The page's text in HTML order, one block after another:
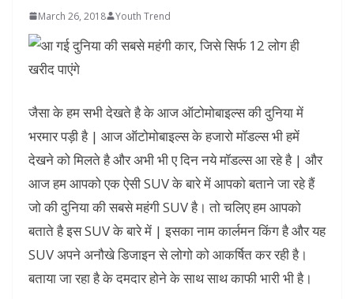
March 26, 2018 Youth Trend
जैसा के हम सभी देखते है के आज ऑटोमोबाइल्स की दुनिया में
भरमार पड़ी है | आज ऑटोमोबाइल्स के हजारो मॉडल्स भी हमें
देखने को मिलते है और अभी भी ए दिन नये मॉडल्स आ रहे है | और
आज हम आपको एक ऐसी SUV के बारे में आपको बताने जा रहे हैं
जो की दुनिया की सबसे महंगी SUV है। तो चलिए हम आपको
बताते है इस SUV के बारे में | इसका नाम कार्लमन किंग है और यह
SUV अपने अनौखे डिजाइन से लोगो को आकर्षित कर रही है।
बताया जा रहा है के दमदार होने के साथ साथ काफी भारी भी है।